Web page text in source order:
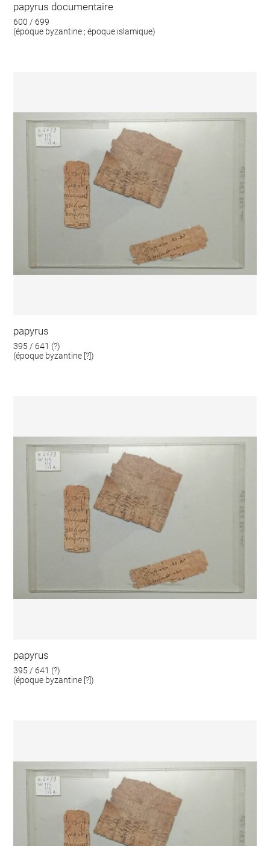
papyrus documentaire
600 / 699
(époque byzantine ; époque islamique)
papyrus
395 / 641 (?)
(époque byzantine [?])
papyrus
395 / 641 (?)
(époque byzantine [?])